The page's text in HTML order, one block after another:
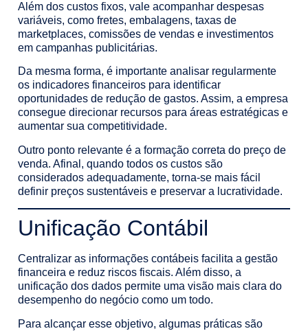
Além dos custos fixos, vale acompanhar despesas
variáveis, como fretes, embalagens, taxas de
marketplaces, comissões de vendas e investimentos
em campanhas publicitárias.
Da mesma forma, é importante analisar regularmente
os indicadores financeiros para identificar
oportunidades de redução de gastos. Assim, a empresa
consegue direcionar recursos para áreas estratégicas e
aumentar sua competitividade.
Outro ponto relevante é a formação correta do preço de
venda. Afinal, quando todos os custos são
considerados adequadamente, torna-se mais fácil
definir preços sustentáveis e preservar a lucratividade.
Unificação Contábil
Centralizar as informações contábeis facilita a gestão
financeira e reduz riscos fiscais. Além disso, a
unificação dos dados permite uma visão mais clara do
desempenho do negócio como um todo.
Para alcançar esse objetivo, algumas práticas são